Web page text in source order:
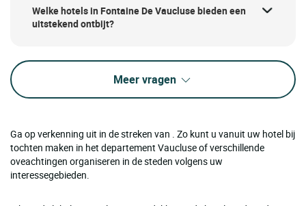
Welke hotels in Fontaine De Vaucluse bieden een
uitstekend ontbijt?
Meer vragen
Ga op verkenning uit in de streken van . Zo kunt u vanuit uw hotel bij
tochten maken in het departement Vaucluse of verschillende
oveachtingen organiseren in de steden volgens uw
interessegebieden.